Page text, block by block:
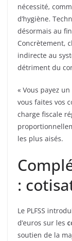
nécessité,
d’hygiène.
désormais au
Concrètement,
indirecte au
détriment du
« Vous payez
vous faites vos
charge fiscale
les plus aisés.
:
Le PLFSS
d’euros sur les
soutien de la